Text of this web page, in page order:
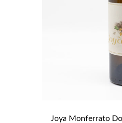
Joya Monferrato